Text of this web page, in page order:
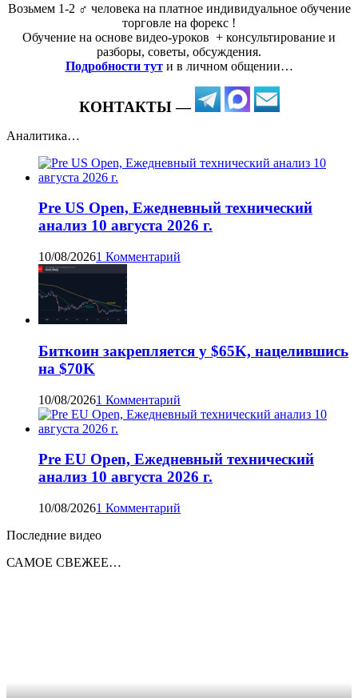
Возьмем 1-2 ‍♂️ человека на платное индивидуальное обучение
торговле на форекс !
Обучение на основе видео-уроков ️ + консультирование и
разборы, советы, обсуждения.
Подробности тут и в личном общении…
КОНТАКТЫ —
Аналитика…
Pre US Open, Ежедневный технический
анализ 10 августа 2026 г.
10/08/20261 Комментарий
Биткоин закрепляется у $65K, нацелившись
на $70K
10/08/20261 Комментарий
Pre EU Open, Ежедневный технический
анализ 10 августа 2026 г.
10/08/20261 Комментарий
Последние видео
САМОЕ СВЕЖЕЕ…